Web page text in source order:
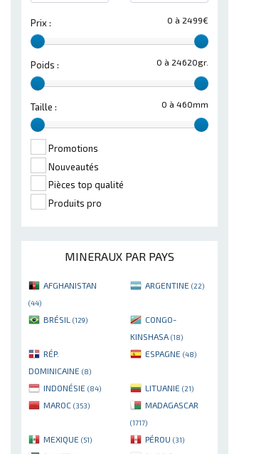
0 à 2499€
Prix :
0 à 24620gr.
Poids :
0 à 460mm
Taille :
Promotions
Nouveautés
Pièces top qualité
Produits pro
MINERAUX PAR PAYS
AFGHANISTAN
(44)
ARGENTINE (22)
BRÉSIL (129)
CONGO-
KINSHASA (18)
RÉP.
DOMINICAINE (8)
ESPAGNE (48)
INDONÉSIE (84) LITUANIE (21)
MAROC (353) MADAGASCAR
(1717)
MEXIQUE (51) PÉROU (31)